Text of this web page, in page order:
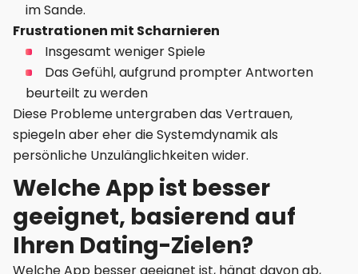
im Sande.
Frustrationen mit Scharnieren
Insgesamt weniger Spiele
Das Gefühl, aufgrund prompter Antworten
beurteilt zu werden
Diese Probleme untergraben das Vertrauen,
spiegeln aber eher die Systemdynamik als
persönliche Unzulänglichkeiten wider.
Welche App ist besser
geeignet, basierend auf
Ihren Dating-Zielen?